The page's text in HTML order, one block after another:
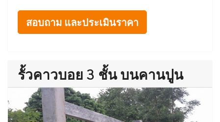
สอบถาม และประเมินราคา
รั้วคาวบอย 3 ชั้น บนคานปูน